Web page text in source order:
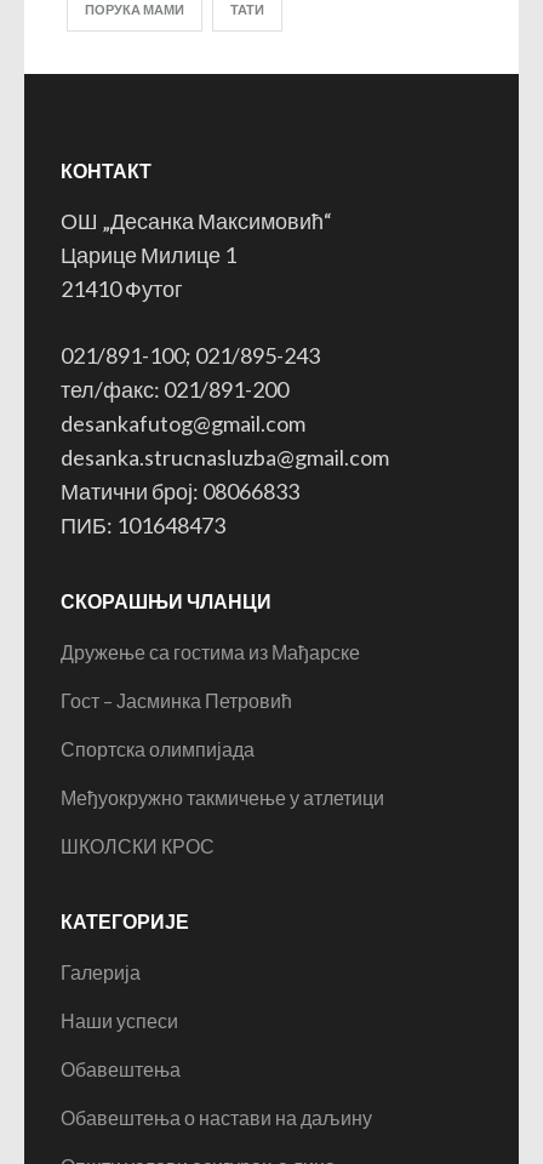
ПОРУКА МАМИ ТАТИ
КОНТАКТ
ОШ „Десанка Максимовић“
Царице Милице 1
21410 Футог
021/891-100; 021/895-243
тел/факс: 021/891-200
desankafutog@gmail.com
desanka.strucnasluzba@gmail.com
Матични број: 08066833
ПИБ: 101648473
СКОРАШЊИ ЧЛАНЦИ
Дружење са гостима из Мађарске
Гост – Јасминка Петровић
Спортска олимпијада
Међуокружно такмичење у атлетици
ШКОЛСКИ КРОС
КАТЕГОРИЈЕ
Галерија
Наши успеси
Обавештења
Обавештења о настави на даљину